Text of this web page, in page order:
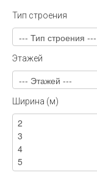
Тип строения
Этажей
Ширина (м)